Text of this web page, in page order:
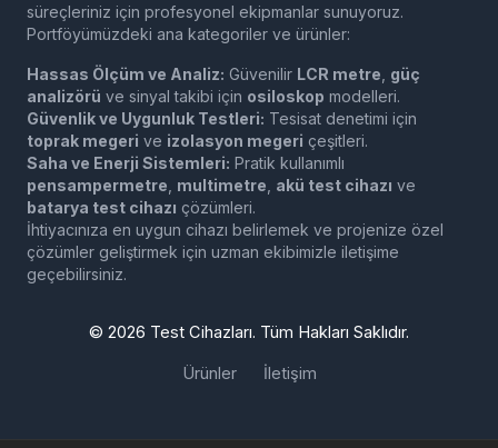
süreçleriniz için profesyonel ekipmanlar sunuyoruz.
Portföyümüzdeki ana kategoriler ve ürünler:
Hassas Ölçüm ve Analiz: Güvenilir LCR metre güç
analizörü ve sinyal takibi için osiloskop modelleri.
Güvenlik ve Uygunluk Testleri: Tesisat denetimi için
toprak megeri ve izolasyon megeri çeşitleri.
Saha ve Enerji Sistemleri: Pratik kullanımlı
pensampermetre multimetre akü test cihazı ve
batarya test cihazı çözümleri.
İhtiyacınıza en uygun cihazı belirlemek ve projenize özel
çözümler geliştirmek için uzman ekibimizle iletişime
geçebilirsiniz.
© 2026 Test Cihazları. Tüm Hakları Saklıdır.
Ürünler İletişim